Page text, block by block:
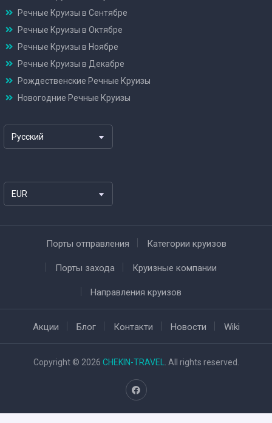
Речные Круизы в Сентябре
Речные Круизы в Октябре
Речные Круизы в Ноябре
Речные Круизы в Декабре
Рождественские Речные Круизы
Новогодние Речные Круизы
Русский
EUR
Порты отправления Категории круизов
Порты захода Круизные компании
Направления круизов
Акции Блог Контакти Новости Wiki
Copyright © 2026 CHEKIN-TRAVEL . All rights reserved.